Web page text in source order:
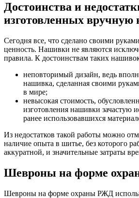
Достоинства и
изготовленных
Сегодня все, что сделано своими
ценность. Нашивки не являются
правила. К достоинствам таких
неповторимый дизайн, ведь
нашивка, сделанная своими
в мире;
невысокая стоимость,
изготовления нашивки зачастую
ранее использовавшихся
Из недостатков такой работы можно
наличие опыта в шитье, без которого
аккуратной, и значительные затраты
Шевроны на форме
Шевроны на форме охраны РЖД